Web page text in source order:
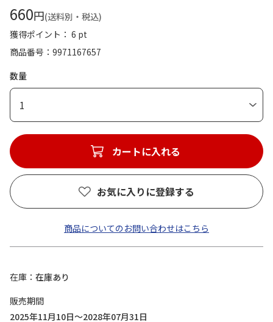
660円(送料別・税込)
獲得ポイント： 6 pt
商品番号
9971167657
数量
1
カートに入れる
お気に入りに登録する
商品についてのお問い合わせはこちら
在庫
在庫あり
販売期間
2025年11月10日～2028年07月31日